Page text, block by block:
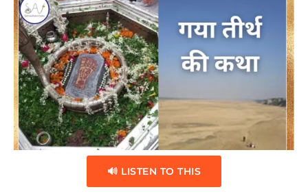
🔊 LISTEN TO THIS